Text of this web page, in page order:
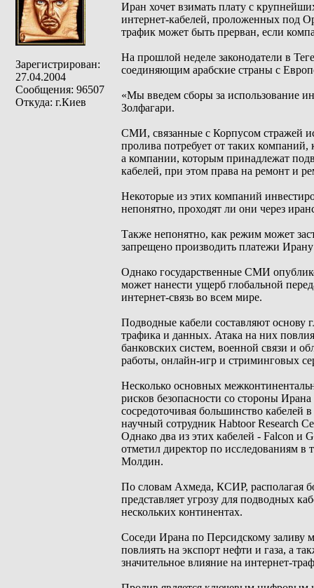
Зарегистрирован:
27.04.2004
Сообщения: 96507
Откуда: г.Киев
Иран хочет взимать плату с
интернет-кабелей, проложенных под
трафик может быть прерван, если
На прошлой неделе законодатели в
соединяющим арабские страны с
«Мы введем сборы за использование
Золфагари.
СМИ, связанные с Корпусом стражей
пролива потребует от таких компаний,
а компании, которым принадлежат
кабелей, при этом права на ремонт и
Некоторые из этих компаний
непонятно, проходят ли они через
Также непонятно, как режим может
запрещено производить платежи
Однако государственные СМИ
может нанести ущерб глобальной
интернет-связь во всем мире.
Подводные кабели составляют основу
трафика и данных. Атака на них
банковских систем, военной связи и
работы, онлайн-игр и стриминговых
Несколько основных
рисков безопасности со стороны
сосредоточивая большинство кабелей
научный сотрудник Habtoor Research
Однако два из этих кабелей - Falcon и
отметил директор по исследованиям
Молдин.
По словам Ахмеда, КСИР, располагая
представляет угрозу для подводных
нескольких континентах.
Соседи Ирана по Персидскому заливу
повлиять на экспорт нефти и газа, а
значительное влияние на интернет-